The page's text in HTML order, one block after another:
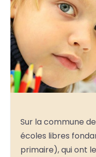
Sur la commune
écoles libres
primaire), qui ont